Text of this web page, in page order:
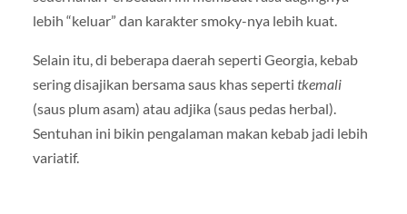
lebih “keluar” dan karakter smoky-nya lebih kuat.
Selain itu, di beberapa daerah seperti Georgia, kebab
sering disajikan bersama saus khas seperti tkemali
(saus plum asam) atau adjika (saus pedas herbal).
Sentuhan ini bikin pengalaman makan kebab jadi lebih
variatif.